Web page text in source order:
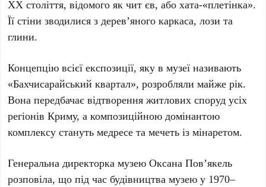
ХХ століття, відомого якчит єв, або хата-«плетінка».
Її стіни зводилися з дерев’яного каркаса, лози та
глини.
Концепцію всієї експозиції, яку в музеї називають
«Бахчисарайський квартал», розробляли майже рік.
Вона передбачає відтворення житлових споруд усіх
регіонів Криму, а композиційною домінантою
комплексу стануть медресе та мечеть із мінаретом.
Генеральна директорка музеюОксана Пов’якель
розповіла, що під час будівництва музею у 1970–